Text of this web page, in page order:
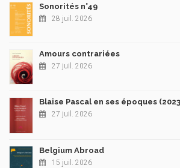
Sonorités n°49
28 juil. 2026
Amours contrariées
27 juil. 2026
Blaise Pascal en ses époques
27 juil. 2026
Belgium Abroad
15 juil. 2026